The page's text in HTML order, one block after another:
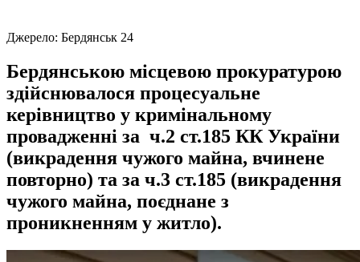
Джерело: Бердянськ 24
Бердянською місцевою прокуратурою
здійснювалося процесуальне
керівництво у кримінальному
провадженні за ч.2 ст.185 КК України
(викрадення чужого майна, вчинене
повторно) та за ч.3 ст.185 (викрадення
чужого майна, поєднане з
проникненням у житло).